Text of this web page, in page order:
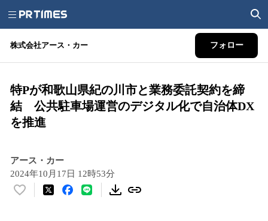
株式会社アース・カー フォロー
特Pが和歌山県紀の川市と業務委託契約を締
結 公共駐車場運営のデジタル化で自治体DX
を推進
アース・カー
2024年10月17日 12時53分
い